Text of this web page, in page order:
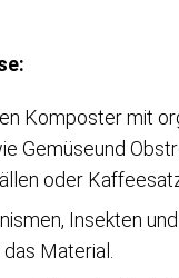
Komposter mit
Gemüseund
oder
Insekten
Material.